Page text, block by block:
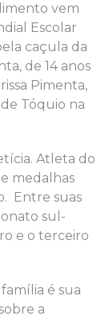
vem
Escolar
caçula da
de 14 anos
Pimenta,
Tóquio na
Atleta do
medalhas
Entre suas
sul-
e o terceiro
é sua
a